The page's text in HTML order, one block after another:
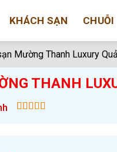
KHÁCH SẠN CHUỖI
Mường Thanh Luxury
THANH